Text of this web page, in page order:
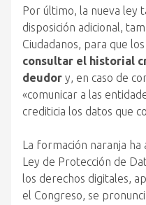
Por último, la nueva ley
disposición adicional,
Ciudadanos, para que
consultar el historial
deudor y, en caso de
«comunicar a las
crediticia los datos que
La formación naranja
Ley de Protección de
los derechos digitales,
el Congreso, se